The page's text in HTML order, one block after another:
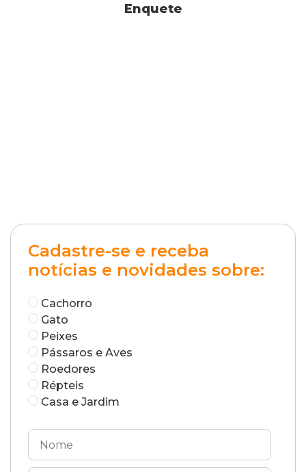
Enquete
Cadastre-se e receba
notícias e novidades sobre:
Cachorro
Gato
Peixes
Pássaros e Aves
Roedores
Répteis
Casa e Jardim